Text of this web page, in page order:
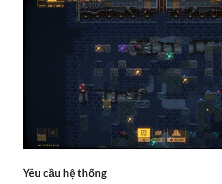
Yêu cầu hệ thống